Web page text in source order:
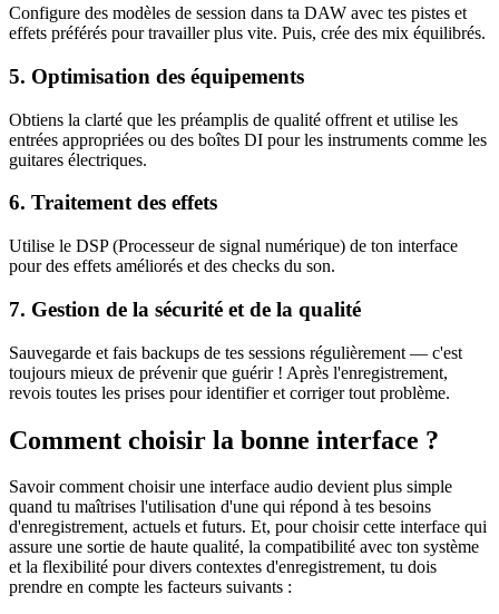
Configure des modèles de session dans ta DAW avec tes pistes et
effets préférés pour travailler plus vite. Puis, crée des mix équilibrés.
5. Optimisation des équipements
Obtiens la clarté que les préamplis de qualité offrent et utilise les
entrées appropriées ou des boîtes DI pour les instruments comme les
guitares électriques.
6. Traitement des effets
Utilise le DSP (Processeur de signal numérique) de ton interface
pour des effets améliorés et des checks du son.
7. Gestion de la sécurité et de la qualité
Sauvegarde et fais backups de tes sessions régulièrement — c'est
toujours mieux de prévenir que guérir ! Après l'enregistrement,
revois toutes les prises pour identifier et corriger tout problème.
Comment choisir la bonne interface ?
Savoir comment choisir une interface audio devient plus simple
quand tu maîtrises l'utilisation d'une qui répond à tes besoins
d'enregistrement, actuels et futurs. Et, pour choisir cette interface qui
assure une sortie de haute qualité, la compatibilité avec ton système
et la flexibilité pour divers contextes d'enregistrement, tu dois
prendre en compte les facteurs suivants :